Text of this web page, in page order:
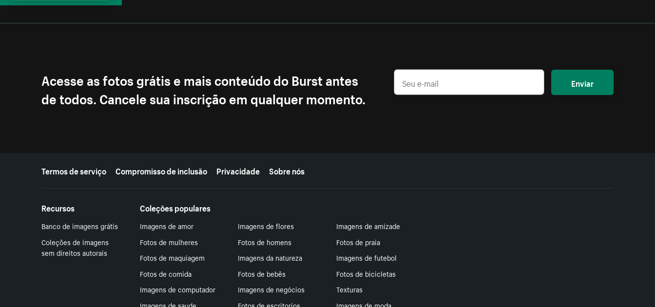
Acesse as fotos grátis e mais conteúdo do Burst antes
de todos. Cancele sua inscrição em qualquer momento.
Enviar
Mais recursos
Termos de serviço Compromisso de inclusão Privacidade Sobre nós
Recursos
Banco de imagens grátis
Coleções de imagens
sem direitos autorais
Coleções populares
Imagens de amor Imagens de flores
Imagens de amizade
Fotos de mulheres
Fotos de homens
Fotos de praia
Fotos de maquiagem
Imagens da natureza
Imagens de futebol
Fotos de comida
Fotos de bebês
Fotos de bicicletas
Imagens de computador
Imagens de negócios
Texturas